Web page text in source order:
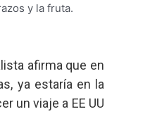
y la fruta.
afirma que en
ya estaría en la
un viaje a EE UU